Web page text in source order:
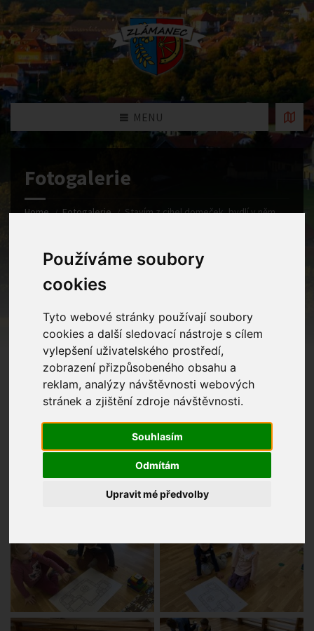
Používáme soubory
cookies
Tyto webové stránky používají soubory
cookies a další sledovací nástroje s cílem
vylepšení uživatelského prostředí,
zobrazení přizpůsobeného obsahu a
reklam, analýzy návštěvnosti webových
stránek a zjištění zdroje návštěvnosti.
Souhlasím
Odmítám
Upravit mé předvolby
MENU
Fotogalerie
Home Fotogalerie
Stavím z cihel domeček, bydlí v něm